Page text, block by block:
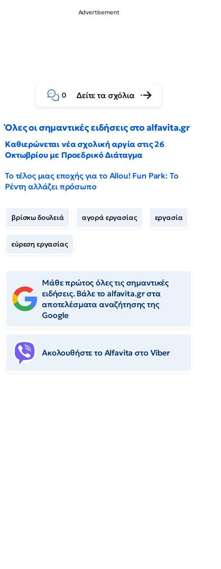
0 Δείτε τα σχόλια
Όλες οι σημαντικές ειδήσεις στο alfavita.gr
Καθιερώνεται νέα σχολική αργία στις 26
Οκτωβρίου με Προεδρικό Διάταγμα
Το τέλος μιας εποχής για το Allou! Fun Park: Το
Ρέντη αλλάζει πρόσωπο
βρίσκω δουλειά αγορά εργασίας εργασία
εύρεση εργασίας
Μάθε πρώτος όλες τις σημαντικές
ειδήσεις. Βάλε το alfavita.gr στα
αποτελέσματα αναζήτησης της
Google
Ακολουθήστε το Αlfavita στο Viber